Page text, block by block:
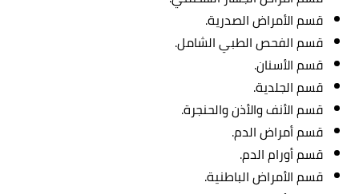
قسم الأمراض الصدرية.
قسم الفحص الطبي الشامل.
قسم الأسنان.
قسم الجلدية.
قسم الأنف والأذن والحنجرة.
قسم أمراض الدم.
قسم أورام الدم.
قسم الأمراض الباطنية.